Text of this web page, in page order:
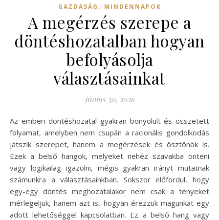
GAZDASÁG , MINDENNAPOK
A megérzés szerepe a
döntéshozatalban hogyan
befolyásolja
választásainkat
június 30, 2026
Az emberi döntéshozatal gyakran bonyolult és összetett
folyamat, amelyben nem csupán a racionális gondolkodás
játszik szerepet, hanem a megérzések és ösztönök is.
Ezek a belső hangok, melyeket nehéz szavakba önteni
vagy logikailag igazolni, mégis gyakran irányt mutatnak
számunkra a választásainkban. Sokszor előfordul, hogy
egy-egy döntés meghozatalakor nem csak a tényeket
mérlegeljük, hanem azt is, hogyan érezzük magunkat egy
adott lehetőséggel kapcsolatban. Ez a belső hang vagy